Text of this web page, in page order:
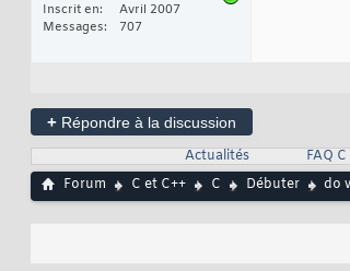
Inscrit en
Avril 2007
Messages
707
+ Répondre à la discussion
Actualités
FAQ C
Forum
C et C++ C Débuter do